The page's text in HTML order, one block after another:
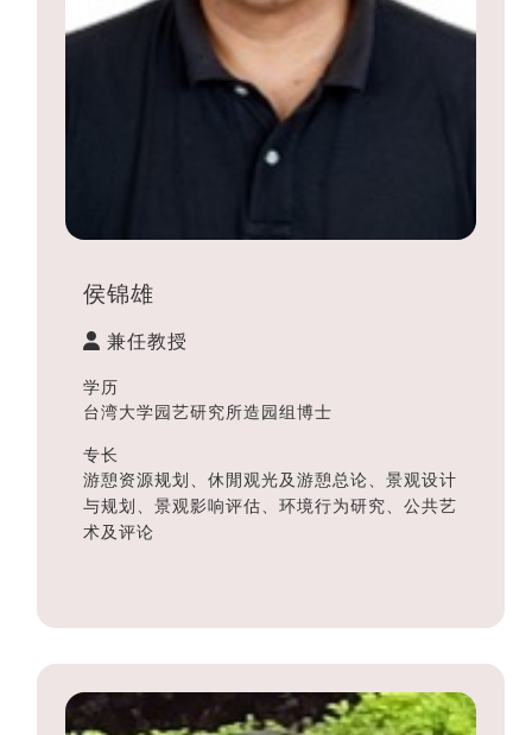
侯锦雄
兼任教授
学历
台湾大学园艺研究所造园组博士
专长
游憩资源规划、休閒观光及游憩总论、景观设计
与规划、景观影响评估、环境行为研究、公共艺
术及评论